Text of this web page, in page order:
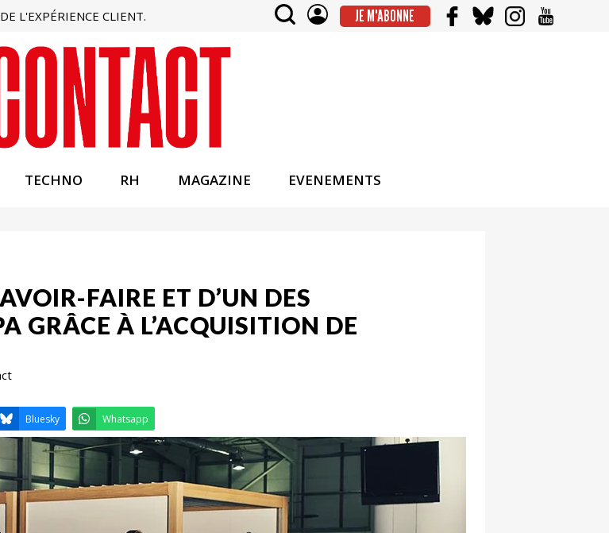
L'EXPÉRIENCE CLIENT. JE M'ABONNE
TECHNO RH MAGAZINE EVENEMENTS
FAIRE ET D’UN DES
GRÂCE À L’ACQUISITION DE
Bluesky Whatsapp